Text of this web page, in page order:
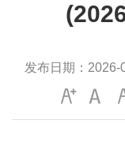
发布日期： 2026-